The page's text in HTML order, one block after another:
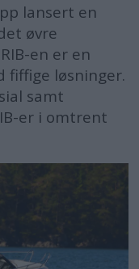
lansert en
øvre
en er en
fiffige løsninger.
samt
er i omtrent